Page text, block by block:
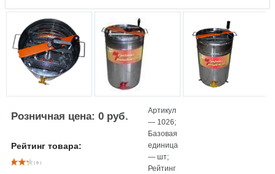
Розничная цена: 0 руб.
Рейтинг товара:
( 8 )
Артикул
— 1026;
Базовая
единица
—шт;
Рейтинг